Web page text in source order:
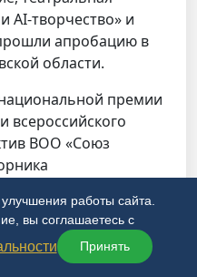
AI-творчество» и
апробацию в
области.
премии
всероссийского
ВОО «Союз
работает на
индустрия
работы сайта.
вы соглашаетесь с
Принять